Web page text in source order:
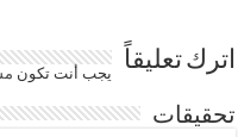
اترك تعليقاً يجب أنت تكون
تحقيقات